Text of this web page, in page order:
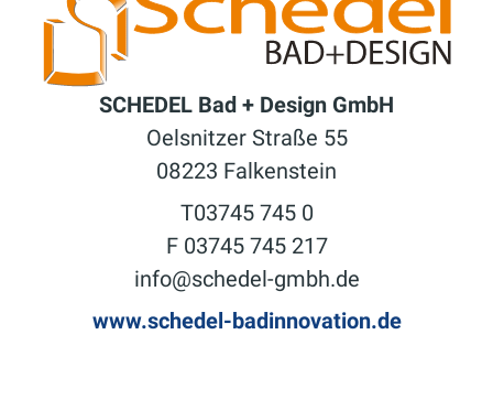
SCHEDEL Bad + Design GmbH
Oelsnitzer Straße 55
08223 Falkenstein
T03745 745 0
F 03745 745 217
info@schedel-gmbh.de
www.schedel-badinnovation.de